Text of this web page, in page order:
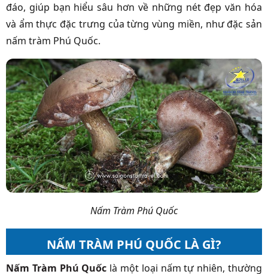
đáo, giúp bạn hiểu sâu hơn về những nét đẹp văn hóa
và ẩm thực đặc trưng của từng vùng miền, như đặc sản
nấm tràm Phú Quốc.
Nấm Tràm Phú Quốc
NẤM TRÀM PHÚ QUỐC LÀ GÌ?
Nấm Tràm Phú Quốc là một loại nấm tự nhiên, thường